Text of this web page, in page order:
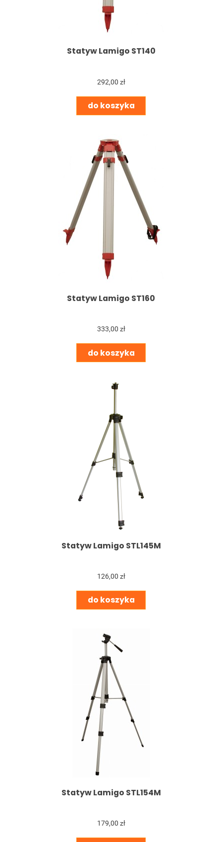
Statyw Lamigo ST140
292,00 zł
do koszyka
Statyw Lamigo ST160
333,00 zł
do koszyka
Statyw Lamigo STL145M
126,00 zł
do koszyka
Statyw Lamigo STL154M
179,00 zł